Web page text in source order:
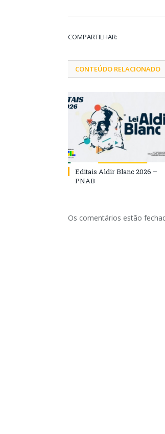
COMPARTILHAR:
CONTEÚDO RELACIONADO
Editais Aldir Blanc 2026 –
PNAB
Os comentários estão